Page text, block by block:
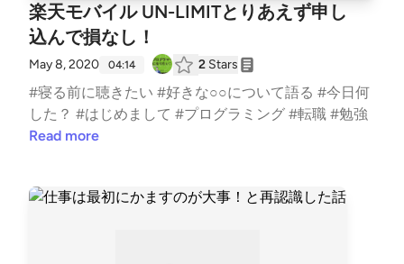
楽天モバイル UN-LIMITとりあえず申し
込んで損なし！
May 8, 2020 04:14 2 Stars
#寝る前に聴きたい #好きな○○について語る #今日何
した？ #はじめまして #プログラミング #転職 #勉強
Read more